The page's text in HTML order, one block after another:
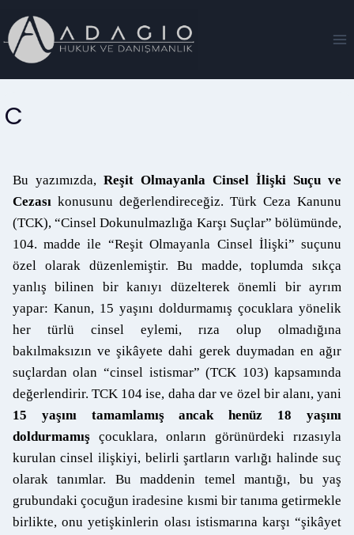
C
Bu yazımızda,Reşit Olmayanla Cinsel İlişki Suçu ve
Cezasıkonusunu değerlendireceğiz. Türk Ceza Kanunu
(TCK), “Cinsel Dokunulmazlığa Karşı Suçlar” bölümünde,
104. madde ile “Reşit Olmayanla Cinsel İlişki” suçunu
özel olarak düzenlemiştir. Bu madde, toplumda sıkça
yanlış bilinen bir kanıyı düzelterek önemli bir ayrım
yapar: Kanun, 15 yaşını doldurmamış çocuklara yönelik
her türlü cinsel eylemi, rıza olup olmadığına
bakılmaksızın ve şikâyete dahi gerek duymadan en ağır
suçlardan olan “cinsel istismar” (TCK 103) kapsamında
değerlendirir. TCK 104 ise, daha dar ve özel bir alanı, yani
15 yaşını tamamlamış ancak henüz 18 yaşını
doldurmamışçocuklara, onların görünürdeki rızasıyla
kurulan cinsel ilişkiyi, belirli şartların varlığı halinde suç
olarak tanımlar. Bu maddenin temel mantığı, bu yaş
grubundaki çocuğun iradesine kısmi bir tanıma getirmekle
birlikte, onu yetişkinlerin olası istismarına karşı “şikâyet